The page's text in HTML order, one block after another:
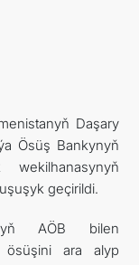
Daşary
Ösüş Bankynyň
wekilhanasynyň
geçirildi.
AÖB bilen
ösüşini ara alyp